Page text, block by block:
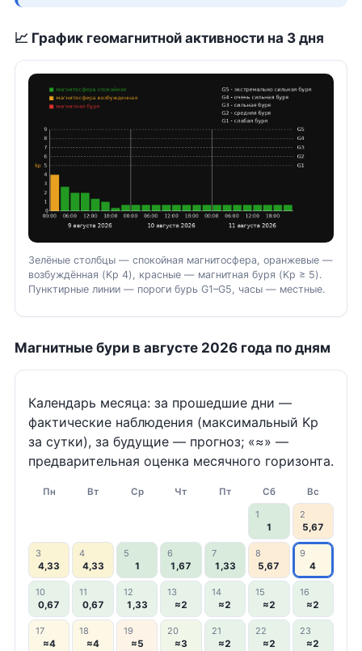
📈 График геомагнитной активности на 3 дня
Зелёные столбцы — спокойная магнитосфера, оранжевые —
возбуждённая (Kp 4), красные — магнитная буря (Kp ≥ 5).
Пунктирные линии — пороги бурь G1–G5, часы — местные.
Магнитные бури в августе 2026 года по дням
Календарь месяца: за прошедшие дни —
фактические наблюдения (максимальный Kp
за сутки), за будущие — прогноз; «≈» —
предварительная оценка месячного горизонта.
Пн Вт Ср Чт Пт Сб
Вс
1
1
2
5,67
3
4,33
4
4,33
5
1
6
1,67
7
1,33
8
5,67
9
4
10
0,67
11
0,67
12
1,33
13
≈2
14
≈2
15
≈2
16
≈2
17
≈4
18
≈4
19
≈5
20
≈3
21
≈2
22
≈2
23
≈2